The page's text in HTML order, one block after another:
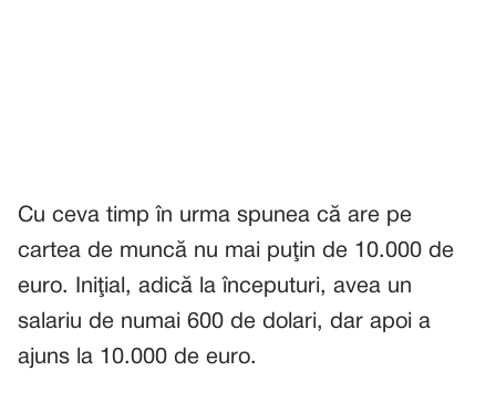
Cu ceva timp în urma spunea că are pe
cartea de muncă nu mai puţin de 10.000 de
euro. Iniţial, adică la începuturi, avea un
salariu de numai 600 de dolari, dar apoi a
ajuns la 10.000 de euro.